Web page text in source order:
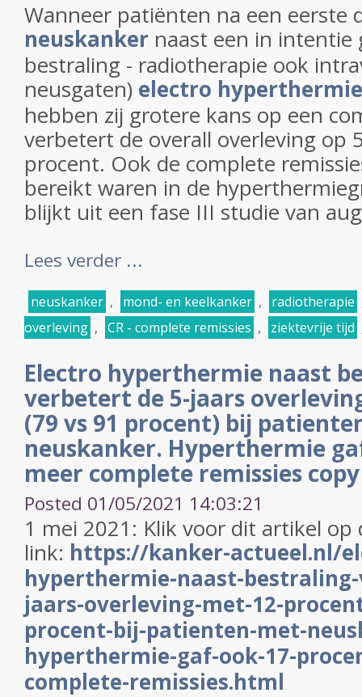
Wanneer patiënten na een eerste
neuskanker naast een in intentie
bestraling - radiotherapie ook
neusgaten) electro hyperthermie
hebben zij grotere kans op een
verbetert de overall overleving op
procent. Ook de complete
bereikt waren in de
blijkt uit een fase III studie van
Lees verder ...
neuskanker , mond- en keelkanker , radiotherapie
overleving , CR - complete remissies , ziektevrije tijd
Electro hyperthermie naast
verbetert de 5-jaars
(79 vs 91 procent) bij
neuskanker. Hyperthermie
meer complete remissies
Posted 01/05/2021 14:03:21
1 mei 2021: Klik voor dit artikel op
link: https://kanker-actueel.nl/
hyperthermie-naast-
jaars-overleving-met-12-
procent-bij-patienten-met-
hyperthermie-gaf-ook-17-
complete-remissies.html